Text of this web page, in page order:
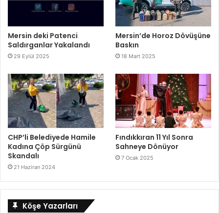
Mersin deki Patenci
Saldırganlar Yakalandı
29 Eylül 2025
Mersin’de Horoz Dövüşüne
Baskın
18 Mart 2025
CHP’li Belediyede Hamile
Kadına Çöp Sürgünü
Skandalı
21 Haziran 2024
Fındıkkıran 11 Yıl Sonra
Sahneye Dönüyor
7 Ocak 2025
Köşe Yazarları